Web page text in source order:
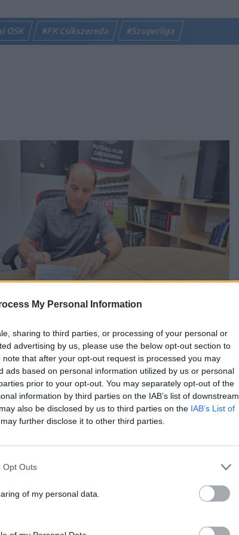
My Personal Information
sharing to third parties, or processing of your personal or
advertising by us, please use the below opt-out section to
that after your opt-out request is processed you may
ads based on personal information utilized by us or personal
prior to your opt-out. You may separately opt-out of the
information by third parties on the IAB’s list of downstream
also be disclosed by us to third parties on the IAB’s List of
further disclose it to other third parties.
Opt Outs
of my personal data.
OSK #FK Csíkszereda #Szuperliga